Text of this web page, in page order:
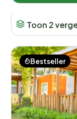
Toon 2
Bestseller